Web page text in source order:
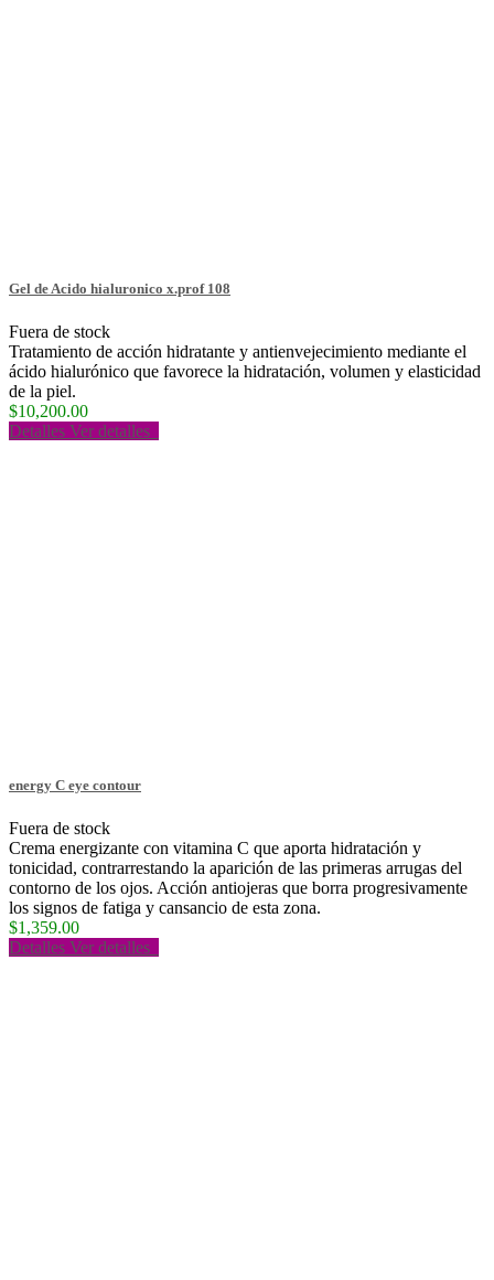
Gel de Acido hialuronico x.prof 108
Fuera de stock
Tratamiento de acción hidratante y antienvejecimiento mediante el
ácido hialurónico que favorece la hidratación, volumen y elasticidad
de la piel.
$10,200.00
Detalles Ver detalles
energy C eye contour
Fuera de stock
Crema energizante con vitamina C que aporta hidratación y
tonicidad, contrarrestando la aparición de las primeras arrugas del
contorno de los ojos. Acción antiojeras que borra progresivamente
los signos de fatiga y cansancio de esta zona.
$1,359.00
Detalles Ver detalles